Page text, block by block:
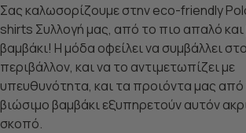
Σας καλωσορίζουμε στην eco-friendly
shirts Συλλογή μας, από το πιο απαλό και
βαμβάκι! Η μόδα οφείλει να συμβάλλει στο
περιβάλλον, και να το αντιμετωπίζει με
υπευθυνότητα, και τα προιόντα μας από
βιώσιμο βαμβάκι εξυπηρετούν αυτόν
σκοπό.